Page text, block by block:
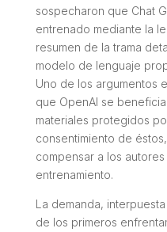
sospecharon que Chat
entrenado mediante la
resumen de la trama
modelo de lenguaje
Uno de los argumentos
que OpenAI se
materiales protegidos
consentimiento de
compensar a los
entrenamiento.
La demanda,
de los primeros